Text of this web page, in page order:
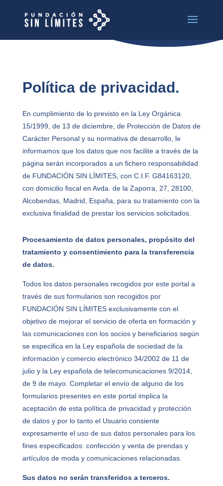
Política de privacidad.
En cumplimiento de lo previsto en la Ley Orgánica
15/1999, de 13 de diciembre, de Protección de Datos de
Carácter Personal y su normativa de desarrollo, le
informamos que los datos que nos facilite a través de la
página serán incorporados a un fichero responsabilidad
de FUNDACIÓN SIN LÍMITES, con C.I.F. G84163120,
con domicilio fiscal en Avda. de la Zaporra, 27, 28100,
Alcobendas, Madrid , España, para su tratamiento con la
exclusiva finalidad de prestar los servicios solicitados.
Procesamiento de datos personales, propósito del
tratamiento y consentimiento para la transferencia
de datos.
Todos los datos personales recogidos por este portal a
través de sus formularios son recogidos por
FUNDACIÓN SIN LÍMITES exclusivamente con el
objetivo de mejorar el servicio de oferta en formación y
las comunicaciones con los socios y beneficiarios según
se especifica en la Ley española de sociedad de la
información y comercio electrónico 34/2002 de 11 de
julio y la Ley española de telecomunicaciones 9/2014,
de 9 de mayo. Completar el envío de alguno de los
formularios presentes en este portal implica la
aceptación de esta política de privacidad y protección
de datos y por lo tanto el Usuario consiente
expresamente el uso de sus datos personales para los
fines especificados: confección y venta de prendas y
artículos de moda y comunicaciones relacionadas.
Sus datos no serán transferidos a terceros.